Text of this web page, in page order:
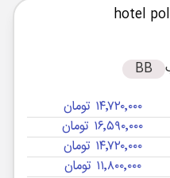
BB
۱۴٬۷۲۰٬۰۰۰ تومان
۱۶٬۵۹۰٬۰۰۰ تومان
۱۴٬۷۲۰٬۰۰۰ تومان
۱۱٬۸۰۰٬۰۰۰ تومان